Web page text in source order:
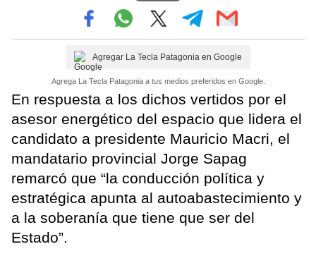
Agregar La Tecla Patagonia en Google
Agrega La Tecla Patagonia a tus medios preferidos en Google.
En respuesta a los dichos vertidos por el
asesor energético del espacio que lidera el
candidato a presidente Mauricio Macri, el
mandatario provincial Jorge Sapag
remarcó que “la conducción política y
estratégica apunta al autoabastecimiento y
a la soberanía que tiene que ser del
Estado”.